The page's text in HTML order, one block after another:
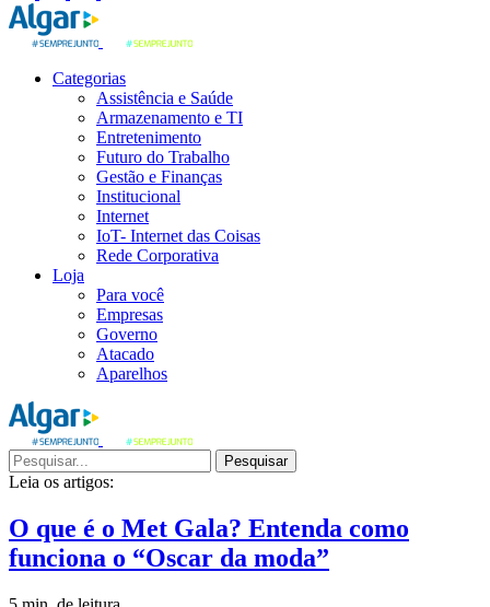
Categorias
Assistência e Saúde
Armazenamento e TI
Entretenimento
Futuro do Trabalho
Gestão e Finanças
Institucional
Internet
IoT- Internet das Coisas
Rede Corporativa
Loja
Para você
Empresas
Governo
Atacado
Aparelhos
Pesquisar
Leia os artigos:
O que é o Met Gala? Entenda como
funciona o “Oscar da moda”